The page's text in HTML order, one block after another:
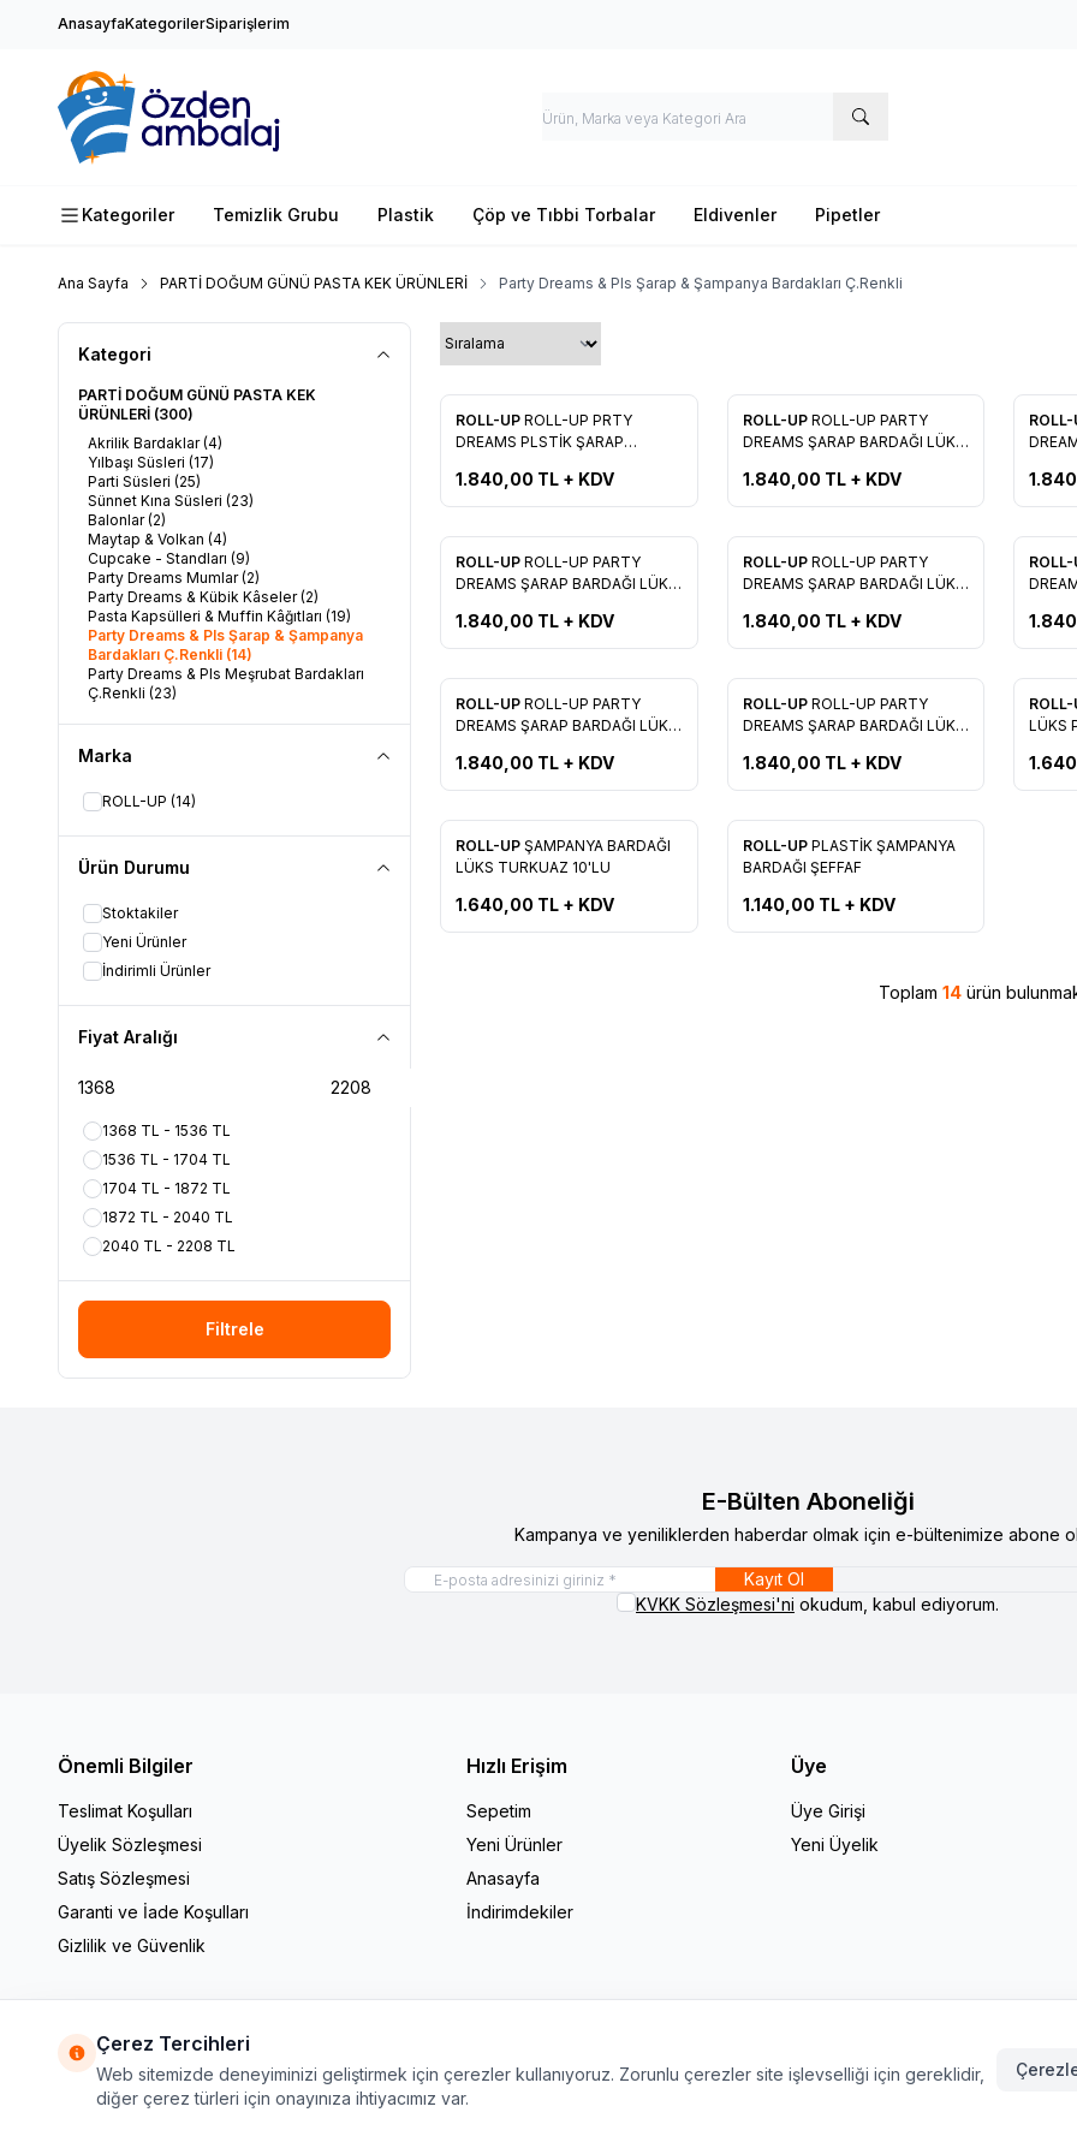
AnasayfaKategorilerSiparişlerim
Kategoriler Temizlik Grubu Plastik Çöp ve Tıbbi Torbalar Eldivenler Pipetler
Ana Sayfa PARTİ DOĞUM GÜNÜ PASTA KEK ÜRÜNLERİ Party Dreams & Pls Şarap & Şampanya Bardakları Ç.Renkli
Kategori
PARTİ DOĞUM GÜNÜ PASTA KEK
ÜRÜNLERİ (300)
Akrilik Bardaklar(4)
Yılbaşı Süsleri (17)
Parti Süsleri (25)
Sünnet Kına Süsleri (23)
Balonlar(2)
Maytap & Volkan (4)
Cupcake - Standları (9)
Party Dreams Mumlar(2)
Party Dreams & Kübik Kâseler(2)
Pasta Kapsülleri & Muffin Kâğıtları (19)
Party Dreams & Pls Şarap & Şampanya
Bardakları Ç.Renkli (14)
Party Dreams & Pls Meşrubat Bardakları
Ç.Renkli (23)
(26)
Party Dreams & Karton Tabaklar Ç.Renkli
Party Dreams & Pls Bıçaklar Ç.Renkli
Party Dreams & Pls Kaşıklar Ç.Renkli
(14)
Ç.Renkli(12)
Party Dreams & Pls Kare Tabaklar
Ç.Renkli(18)
Party Dreams & Pls Tabaklar Ç.Renkli
Marka
ROLL-UP (14)
Ürün Durumu
Stoktakiler
Yeni Ürünler
İndirimli Ürünler
Fiyat Aralığı
1368 TL - 1536 TL
1536 TL - 1704 TL
1704 TL - 1872 TL
1872 TL - 2040 TL
2040 TL - 2208 TL
Filtrele
Yeni
Favorilere Ekle
ROLL-UP ROLL-UP PRTY
DREAMS PLSTİK ŞARAP
1.840,00 TL + KDV
Yeni
Favorilere Ekle
ROLL-UP ROLL-UP PARTY
DREAMS ŞARAP BARDAĞI LÜKS
1.840,00 TL + KDV
Yeni
Yeni
Favorilere Ekle
ROLL-UP ROLL-UP PARTY
DREAMS ŞARAP BARDAĞI LÜKS
1.840,00 TL + KDV
Yeni
Favorilere Ekle
ROLL-UP ROLL-UP PARTY
DREAMS ŞARAP BARDAĞI LÜKS
1.840,00 TL + KDV
Yeni
Yeni
Favorilere Ekle
ROLL-UP ROLL-UP PARTY
DREAMS ŞARAP BARDAĞI LÜKS
1.840,00 TL + KDV
Yeni
Favorilere Ekle
ROLL-UP ROLL-UP PARTY
DREAMS ŞARAP BARDAĞI LÜKS
1.840,00 TL + KDV
Yeni
Yeni
Favorilere Ekle
ROLL-UP ŞAMPANYA BARDAĞI
LÜKS TURKUAZ 10'LU
1.640,00 TL + KDV
Yeni
Favorilere Ekle
ROLL-UP PLASTİK ŞAMPANYA
BARDAĞI ŞEFFAF
1.140,00 TL + KDV
Toplam 14 ürün
E-Bülten Aboneliği
Kampanya ve yeniliklerden haberdar olmak için e-bültenimize abone
Kayıt Ol
KVKK Sözleşmesi'ni okudum, kabul ediyorum.
Önemli Bilgiler
Teslimat Koşulları
Üyelik Sözleşmesi
Satış Sözleşmesi
Garanti ve İade Koşulları
Gizlilik ve Güvenlik
Hızlı Erişim
Sepetim
Yeni Ürünler
Anasayfa
İndirimdekiler
Üye
Üye Girişi
Yeni Üyelik
Çerez Tercihleri
Web sitemizde deneyiminizi geliştirmek için çerezler kullanıyoruz. Zorunlu çerezler site işlevselliği için gereklidir,
diğer çerez türleri için onayınıza ihtiyacımız var.